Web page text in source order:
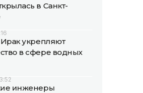
в Санкт-
Ирак укрепляют
в сфере водных
инженеры